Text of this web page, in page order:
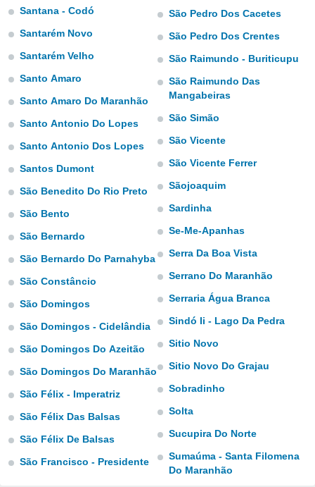
parte
a
a
cookies,
site
de que
para
não
cookies
ou
Pode
Santana - Codó
Santarém Novo
Santarém Velho
Santo Amaro
Santo Amaro Do Maranhão
Santo Antonio Do Lopes
Santo Antonio Dos Lopes
Santos Dumont
São Benedito Do Rio Preto
São Bento
São Bernardo
São Bernardo Do Parnahyba
São Constâncio
São Domingos
São Domingos - Cidelândia
São Domingos Do Azeitão
São Domingos Do Maranhão
São Félix - Imperatriz
São Félix Das Balsas
São Félix De Balsas
São Francisco - Presidente
São Pedro Dos Cacetes
São Pedro Dos Crentes
São Raimundo - Buriticupu
São Raimundo Das
Mangabeiras
São Simão
São Vicente
São Vicente Ferrer
Sãojoaquim
Sardinha
Se-Me-Apanhas
Serra Da Boa Vista
Serrano Do Maranhão
Serraria Água Branca
Sindó Ii - Lago Da Pedra
Sitio Novo
Sitio Novo Do Grajau
Sobradinho
Solta
Sucupira Do Norte
Sumaúma - Santa Filomena
Do Maranhão